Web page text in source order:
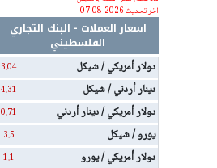
اخر تحديث 2026-08-07
اسعار العملات - البنك التجاري
الفلسطيني
دولار أمريكي / شيكل
3.04
دينار أردني / شيكل 4.31
دولار أمريكي / دينار أردني 0.71
يورو / شيكل 3.5
دولار أمريكي / يورو 1.1